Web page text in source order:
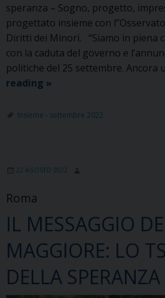
speranza – Sogno, progetto,
progettato insieme con
Diritti dei Minori. “Siamo in piena
con la caduta del governo e
politiche del 25 settembre. Ancora
reading “Organizzare
speranza”:
Salesiani
Sociale
per
il
triennio
»
Insieme - settembre 2022
22 AGOSTO 2022
Roma
IL MESSAGGIO
MAGGIORE: LO
DELLA SPERANZA